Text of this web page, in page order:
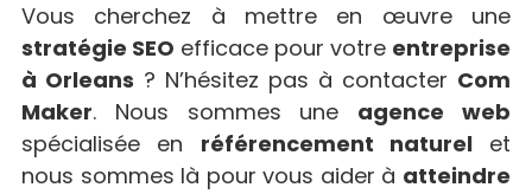
Vous cherchez à mettre en œuvre une
stratégie SEO efficace pour votre entreprise
à Orleans ? N’hésitez pas à contacter Com
Maker. Nous sommes une agence web
spécialisée en référencement naturelet
nous sommes là pour vous aider à atteindre